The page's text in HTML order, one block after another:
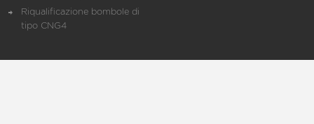
Riqualificazione bombole di
tipo CNG4